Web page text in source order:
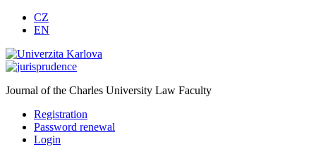
CZ
EN
Journal of the Charles University Law Faculty
Registration
Password renewal
Login